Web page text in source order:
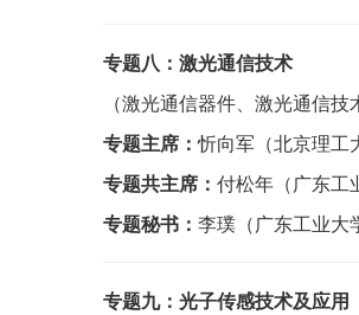
专题八：激光通信技术
（激光通信器件、激光通信技
专题主席：忻向军（北京理工
专题共主席： 付松年（广东工
专题秘书： 李璞（广东工业大
专题九： 光子传感技术及应用